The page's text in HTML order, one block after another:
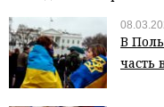
В
часть